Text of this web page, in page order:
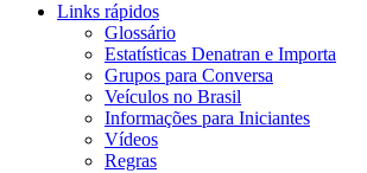
Links rápidos
Glossário
Estatísticas Denatran e Importa
Grupos para Conversa
Veículos no Brasil
Informações para Iniciantes
Vídeos
Regras